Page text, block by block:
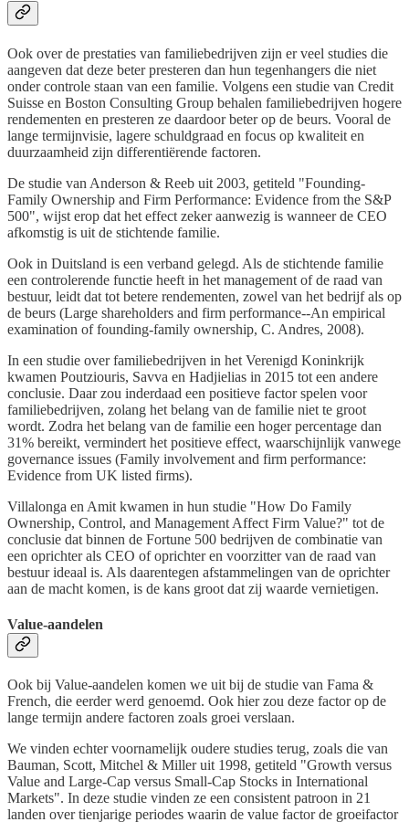
Ook over de prestaties van familiebedrijven zijn er veel studies die
aangeven dat deze beter presteren dan hun tegenhangers die niet
onder controle staan van een familie. Volgens een studie van Credit
Suisse en Boston Consulting Group behalen familiebedrijven hogere
rendementen en presteren ze daardoor beter op de beurs. Vooral de
lange termijnvisie, lagere schuldgraad en focus op kwaliteit en
duurzaamheid zijn differentiërende factoren.
De studie van Anderson & Reeb uit 2003, getiteld "Founding-
Family Ownership and Firm Performance: Evidence from the S&P
500", wijst erop dat het effect zeker aanwezig is wanneer de CEO
afkomstig is uit de stichtende familie.
Ook in Duitsland is een verband gelegd. Als de stichtende familie
een controlerende functie heeft in het management of de raad van
bestuur, leidt dat tot betere rendementen, zowel van het bedrijf als op
de beurs (Large shareholders and firm performance--An empirical
examination of founding-family ownership, C. Andres, 2008).
In een studie over familiebedrijven in het Verenigd Koninkrijk
kwamen Poutziouris, Savva en Hadjielias in 2015 tot een andere
conclusie. Daar zou inderdaad een positieve factor spelen voor
familiebedrijven, zolang het belang van de familie niet te groot
wordt. Zodra het belang van de familie een hoger percentage dan
31% bereikt, vermindert het positieve effect, waarschijnlijk vanwege
governance issues (Family involvement and firm performance:
Evidence from UK listed firms).
Villalonga en Amit kwamen in hun studie "How Do Family
Ownership, Control, and Management Affect Firm Value?" tot de
conclusie dat binnen de Fortune 500 bedrijven de combinatie van
een oprichter als CEO of oprichter en voorzitter van de raad van
bestuur ideaal is. Als daarentegen afstammelingen van de oprichter
aan de macht komen, is de kans groot dat zij waarde vernietigen.
Value-aandelen
Ook bij Value-aandelen komen we uit bij de studie van Fama &
French, die eerder werd genoemd. Ook hier zou deze factor op de
lange termijn andere factoren zoals groei verslaan.
We vinden echter voornamelijk oudere studies terug, zoals die van
Bauman, Scott, Mitchel & Miller uit 1998, getiteld "Growth versus
Value and Large-Cap versus Small-Cap Stocks in International
Markets". In deze studie vinden ze een consistent patroon in 21
landen over tienjarige periodes waarin de value factor de groeifactor